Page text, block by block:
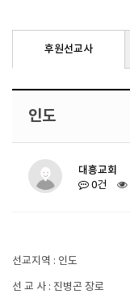
후원선교사
인도
대흥교회
0건
선교지역 : 인도
선 교 사 : 진병곤 장로